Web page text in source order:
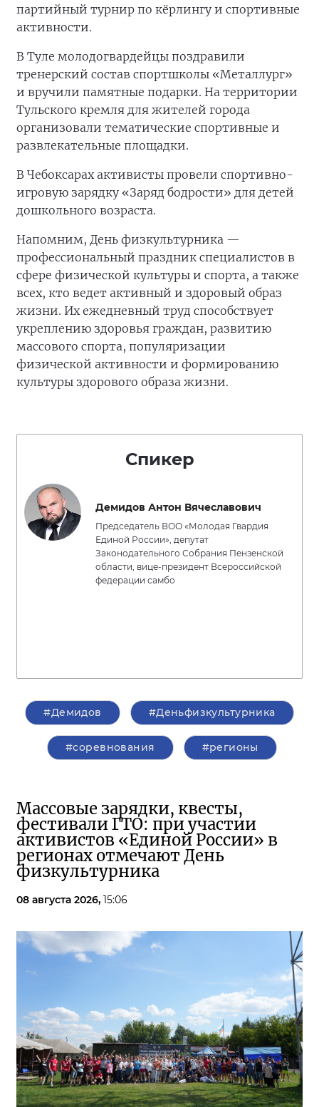
партийный турнир по кёрлингу и спортивные
активности.
В Туле молодогвардейцы поздравили
тренерский состав спортшколы «Металлург»
и вручили памятные подарки. На территории
Тульского кремля для жителей города
организовали тематические спортивные и
развлекательные площадки.
В Чебоксарах активисты провели спортивно-
игровую зарядку «Заряд бодрости» для детей
дошкольного возраста.
Напомним, День физкультурника —
профессиональный праздник специалистов в
сфере физической культуры и спорта, а также
всех, кто ведет активный и здоровый образ
жизни. Их ежедневный труд способствует
укреплению здоровья граждан, развитию
массового спорта, популяризации
физической активности и формированию
культуры здорового образа жизни.
Спикер
Демидов Антон Вячеславович
Председатель ВОО «Молодая Гвардия
Единой России», депутат
Законодательного Собрания Пензенской
области, вице-президент Всероссийской
федерации самбо
#Демидов #Деньфизкультурника
#соревнования #регионы
Массовые зарядки, квесты,
фестивали ГТО: при участии
активистов «Единой России» в
регионах отмечают День
физкультурника
08 августа 2026, 15:06